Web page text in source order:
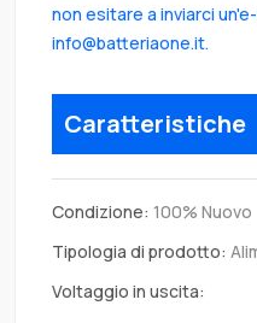
non esitare a inviarci
info@batteriaone.it.
Caratteristiche
Condizione: 100% Nuovo
Tipologia di prodotto:
Voltaggio in uscita: